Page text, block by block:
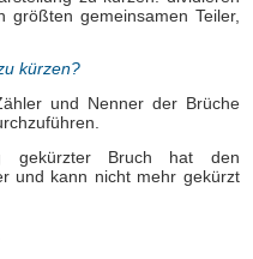
gemeinsamen Teiler,
kürzen?
und Nenner der Brüche
gekürzter Bruch hat den
und kann nicht mehr gekürzt